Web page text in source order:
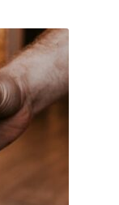
variaties.
Deze
optie
kan
gekozen
worden
op